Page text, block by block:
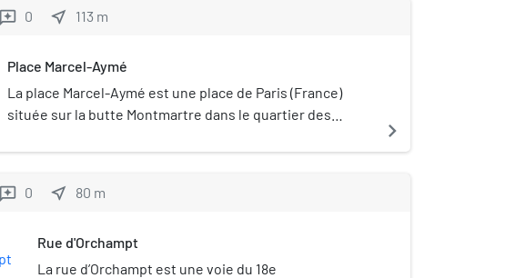
reviews 0 near_me 113 m
Place Marcel-Aymé
La place Marcel-Aymé est une place de Paris (France)
située sur la butte Montmartre dans le quartier des
navigate_next
reviews 0 near_me 80 m
Rue d'Orchampt
La rue d’Orchampt est une voie du 18e